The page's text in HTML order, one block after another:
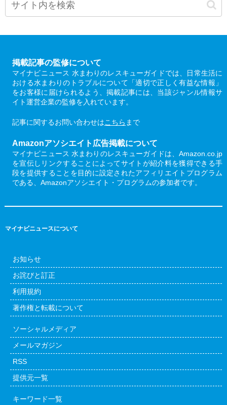
掲載記事の監修について
マイナビニュース 水まわりのレスキューガイドでは、日常生活に
おける水まわりのトラブルについて「適切で正しく有益な情報」
をお客様に届けられるよう、掲載記事には、当該ジャンル情報サ
イト運営企業の監修を入れています。
記事に関するお問い合わせはこちら まで
Amazonアソシエイト広告掲載について
マイナビニュース 水まわりのレスキューガイドは、Amazon.co.jp
を宣伝しリンクすることによってサイトが紹介料を獲得できる手
段を提供することを目的に設定されたアフィリエイトプログラム
である、Amazonアソシエイト・プログラムの参加者です。
マイナビニュースについて
お知らせ
お詫びと訂正
利用規約
著作権と転載について
ソーシャルメディア
メールマガジン
RSS
提供元一覧
キーワード一覧